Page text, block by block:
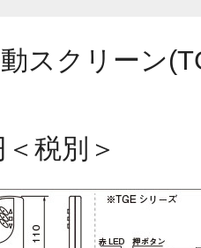
スクリーン
税別＞